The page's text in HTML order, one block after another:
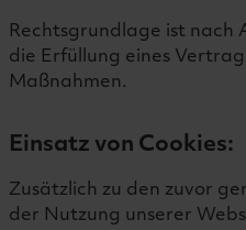
Rechtsgrundlage ist nach
die Erfüllung eines
Maßnahmen.
Einsatz von Cookies:
Zusätzlich zu den zuvor
der Nutzung unserer